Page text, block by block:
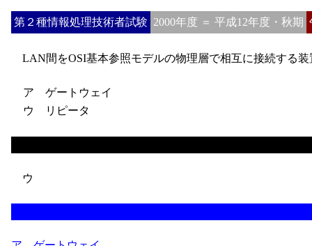
第２種情報処理技術者試験 2000年度 ＝ 平成12年度・秋期
LAN間をOSI基本参照モデルの物理層で相互に接続する装
ア ゲートウェイ
ウ リピータ
ウ